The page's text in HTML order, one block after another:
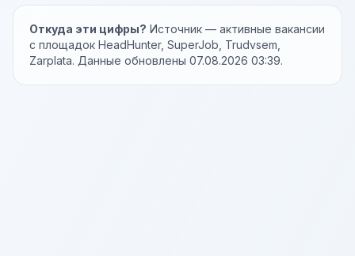
Откуда эти цифры? Источник — активные вакансии
с площадок HeadHunter, SuperJob, Trudvsem,
Zarplata. Данные обновлены 07.08.2026 03:39.